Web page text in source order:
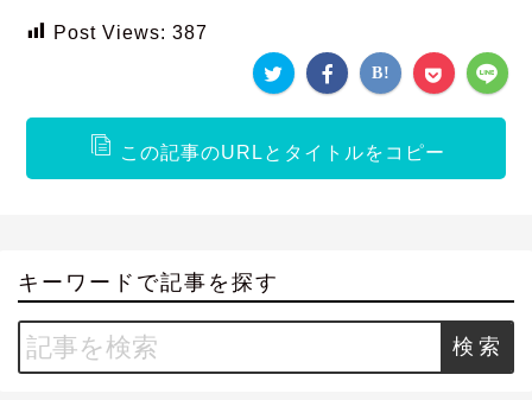
Post Views: 387
この記事のURLとタイトルをコピー
キーワードで記事を探す
Search
for: